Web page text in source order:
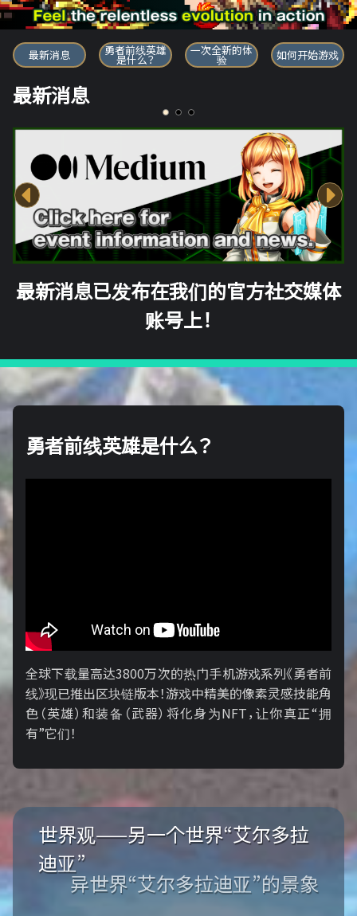
勇者前线英雄
最新消息 勇者前线英雄
是什么？
一次全新的体
验 如何开始游戏
最新消息
最新消息已发布在我们的官方社交媒体
账号上！
勇者前线英雄是什么？
全球下载量高达3800万次的热门手机游戏系列《勇者前
线》现已推出区块链版本！游戏中精美的像素灵感技能角
色（英雄）和装备（武器）将化身为NFT，让你真正“拥
有”它们！
世界观——另一个世界“艾尔多拉
迪亚”
异世界“艾尔多拉迪亚”的景象